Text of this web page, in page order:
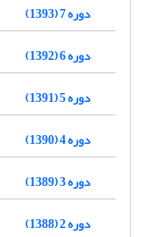
دوره 7 (1393)
دوره 6 (1392)
دوره 5 (1391)
دوره 4 (1390)
دوره 3 (1389)
دوره 2 (1388)